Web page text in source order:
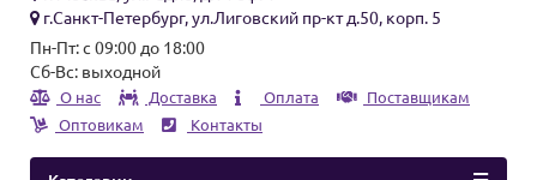
г.Санкт-Петербург, ул.Лиговский пр-кт д.50, корп. 5
Пн-Пт: с 09:00 до 18:00
Сб-Вс: выходной
О нас Доставка Оплата
Поставщикам
Оптовикам
Контакты